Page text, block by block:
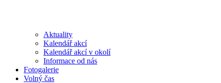
Aktuality
Kalendář akcí
Kalendář akcí v okolí
Informace od nás
Fotogalerie
Volný čas